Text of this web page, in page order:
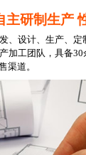
主研制生产
、设计、生产、定
加工团队，具备30
渠道。